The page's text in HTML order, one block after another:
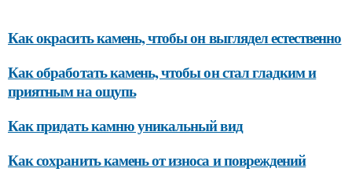
Как окрасить камень, чтобы он выглядел естественно
Как обработать камень, чтобы он стал гладким и
приятным на ощупь
Как придать камню уникальный вид
Как сохранить камень от износа и повреждений